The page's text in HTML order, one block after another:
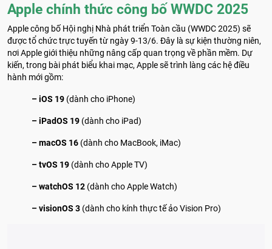
Apple chính thức công bố WWDC 2025
Apple công bố Hội nghị Nhà phát triển Toàn cầu (WWDC 2025) sẽ
được tổ chức trực tuyến từ ngày 9-13/6. Đây là sự kiện thường niên,
nơi Apple giới thiệu những nâng cấp quan trọng về phần mềm. Dự
kiến, trong bài phát biểu khai mạc, Apple sẽ trình làng các hệ điều
hành mới gồm:
– iOS 19 (dành cho iPhone)
– iPadOS 19 (dành cho iPad)
– macOS 16 (dành cho MacBook, iMac)
– tvOS 19 (dành cho Apple TV)
– watchOS 12 (dành cho Apple Watch)
– visionOS 3 (dành cho kính thực tế ảo Vision Pro)